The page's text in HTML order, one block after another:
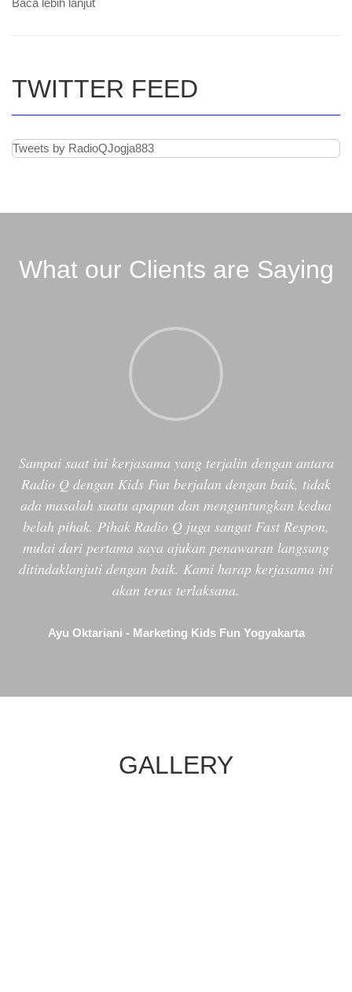
Baca lebih lanjut
TWITTER FEED
Tweets by RadioQJogja883
What our Clients are Saying
Sampai saat ini kerjasama yang terjalin dengan antara
Radio Q dengan Kids Fun berjalan dengan baik, tidak
ada masalah suatu apapun dan menguntungkan kedua
belah pihak. Pihak Radio Q juga sangat Fast Respon,
mulai dari pertama saya ajukan penawaran langsung
ditindaklanjuti dengan baik. Kami harap kerjasama ini
akan terus terlaksana.
Ayu Oktariani - Marketing Kids Fun Yogyakarta
GALLERY